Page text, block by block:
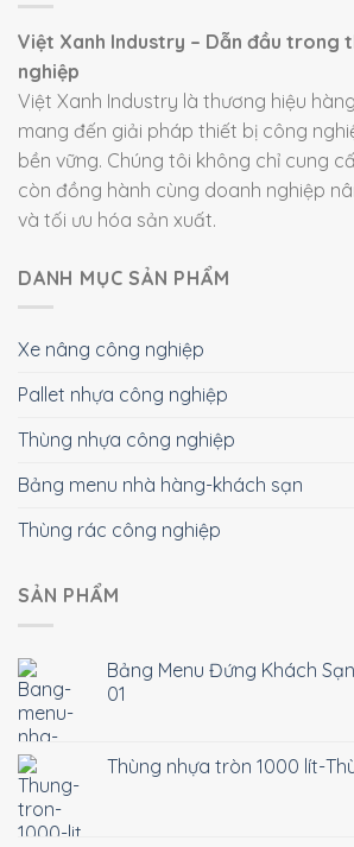
Việt Xanh Industry – Dẫn đầu trong
nghiệp
Việt Xanh Industry là thương hiệu
mang đến giải pháp thiết bị công
bền vững. Chúng tôi không chỉ cung
còn đồng hành cùng doanh nghiệp
và tối ưu hóa sản xuất.
DANH MỤC SẢN PHẨM
Xe nâng công nghiệp
Pallet nhựa công nghiệp
Thùng nhựa công nghiệp
Bảng menu nhà hàng-khách sạn
Thùng rác công nghiệp
SẢN PHẨM
Bảng Menu Đứng Khách
01
Thùng nhựa tròn 1000 lít-